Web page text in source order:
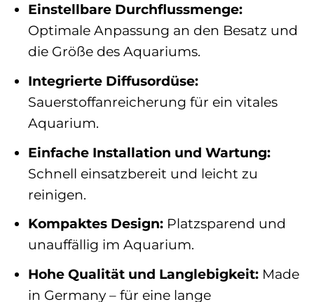
Einstellbare Durchflussmenge:
Optimale Anpassung an den Besatz und
die Größe des Aquariums.
Integrierte Diffusordüse:
Sauerstoffanreicherung für ein vitales
Aquarium.
Einfache Installation und Wartung:
Schnell einsatzbereit und leicht zu
reinigen.
Kompaktes Design:Platzsparend und
unauffällig im Aquarium.
Hohe Qualität und Langlebigkeit:Made
in Germany – für eine lange